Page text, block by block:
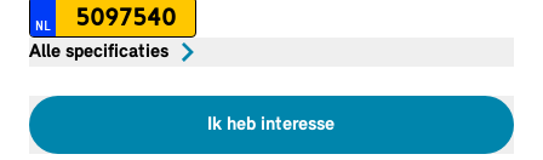
NL 5097540
Alle specificaties
Ik heb interesse